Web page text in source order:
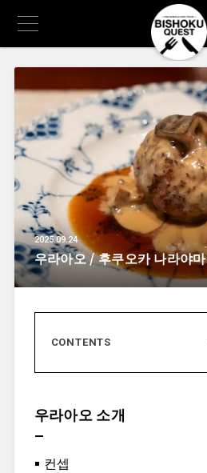
2025.09.24
우라아오 / 후쿠오카 나라야
CONTENTS
레스토랑 수상 경력
우라아오 소개
컨셉